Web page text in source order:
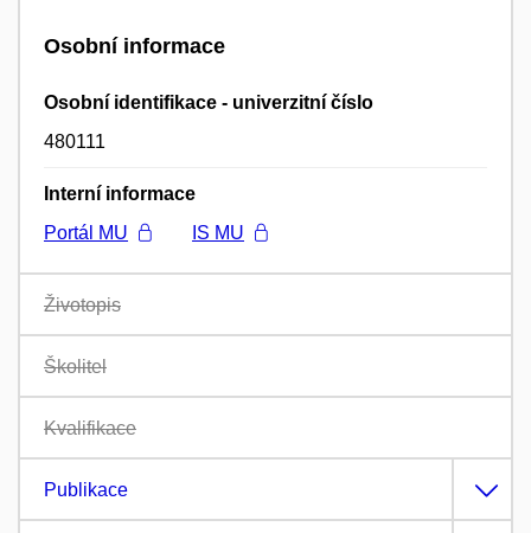
Osobní informace
Osobní identifikace - univerzitní číslo
480111
Interní informace
Portál MU
IS MU
Životopis
Školitel
Kvalifikace
Publikace